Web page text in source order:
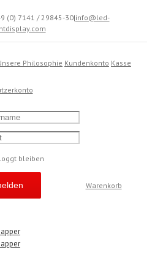
(0) 7141 / 29845-30|info@led-
Philosophie Kundenkonto Kasse
bleiben
Warenkorb